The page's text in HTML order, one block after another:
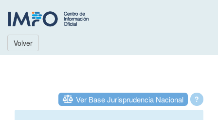
Volver
?
Ver Base Jurisprudencia Nacional